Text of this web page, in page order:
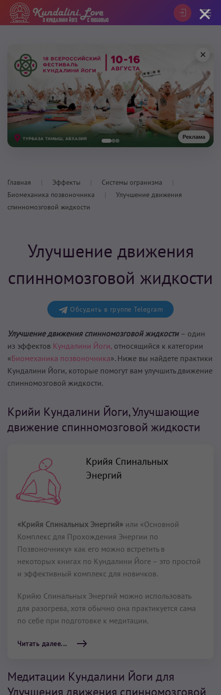
Реклама
×
Главная Эффекты
Системы огранизма
Биомеханика позвоночника
Улучшение движения
спинномозговой жидкости
Улучшение движения
спинномозговой жидкости
Обсудить в группе Telegram
Улучшение движения спинномозговой жидкости – один
из эффектов Кундалини Йоги, относящийся к категории
«Биомеханика позвоночника». Ниже вы найдете практики
Кундалини Йоги, которые помогут вам улучшить движение
спинномозговой жидкости.
Крийи Кундалини Йоги, Улучшающие
движение спинномозговой жидкости
Крийя Спинальных
Энергий
«Крийя Спинальных Энергий» или «Основной
Комплекс для Прохождения Энергии по
Позвоночнику» как его можно встретить в
некоторых книгах по Кундалини Йоге – это простой
и эффективный комплекс для новичков.
Крийю Спинальных Энергий можно использовать
для разогрева, хотя обычно она практикуется сама
по себе при подготовке к медитации.
Читать далее...
Медитации Кундалини Йоги для
Улучшения движения спинномозговой
×